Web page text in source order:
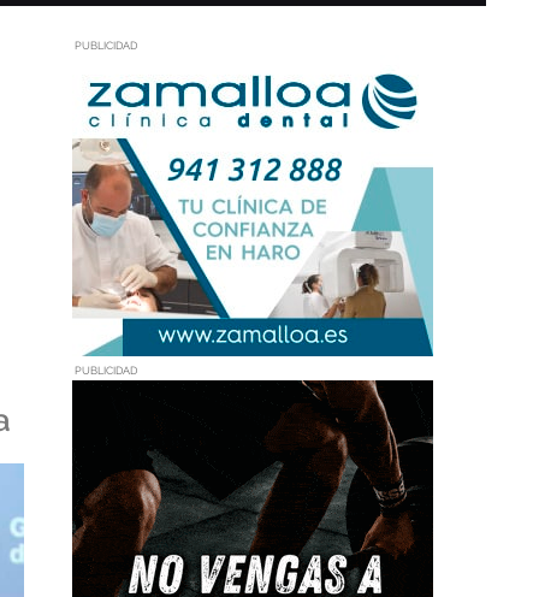
PUBLICIDAD
PUBLICIDAD